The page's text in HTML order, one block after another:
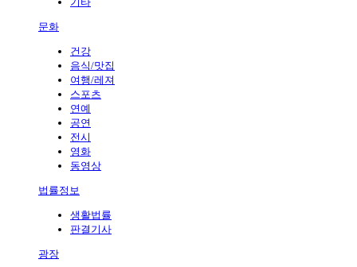
문화
건강
음식/맛집
여행/레져
스포츠
연예
공연
전시
영화
동영상
법률정보
생활법률
판결기사
광장